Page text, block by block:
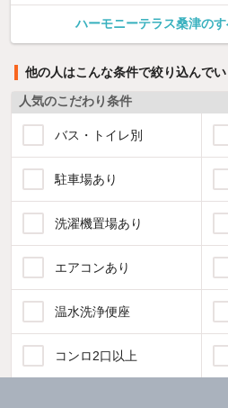
ハーモニーテラス桑津の
他の人はこんな条件で絞り込んでい
人気のこだわり条件
バス・トイレ別
駐車場あり
洗濯機置場あり
エアコンあり
温水洗浄便座
コンロ2口以上